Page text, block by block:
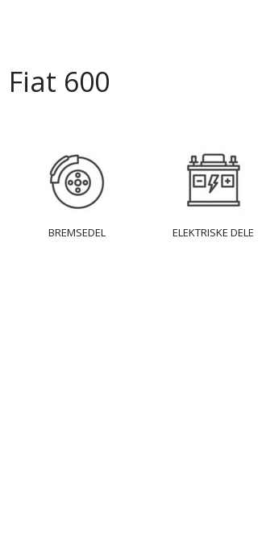
Fiat 600
BREMSEDEL ELEKTRISKE DELE